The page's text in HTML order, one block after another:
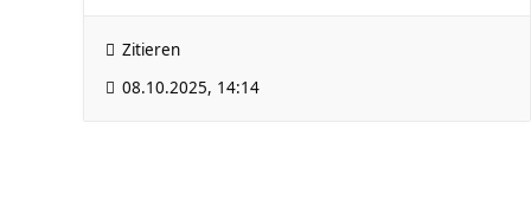
Zitieren
08.10.2025, 14:14